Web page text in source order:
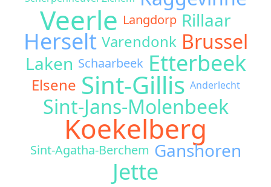
Veerle Langdorp Rillaar
Herselt Varendonk Brussel
Laken Schaarbeek Etterbeek
Elsene Sint-Gillis Anderlecht
Sint-Jans-Molenbeek
Koekelberg
Sint-Agatha-Berchem Ganshoren
Jette